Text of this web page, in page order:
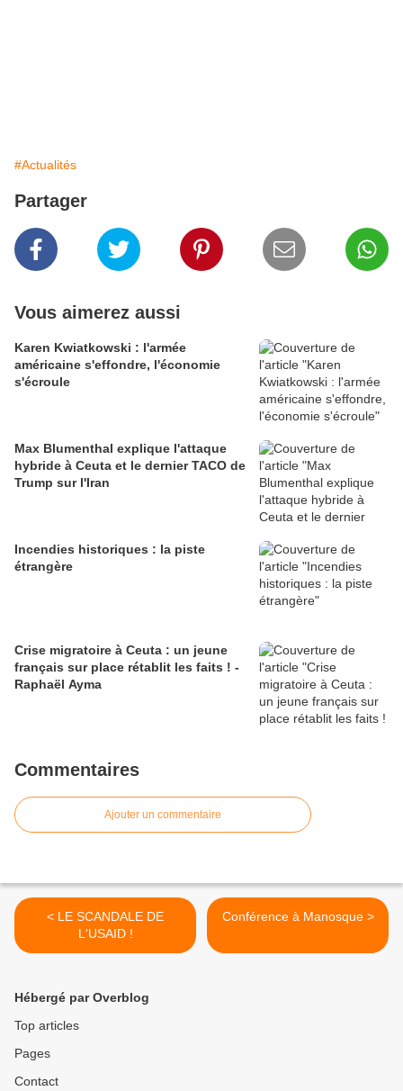
#Actualités
Partager
Vous aimerez aussi
Karen Kwiatkowski : l'armée
américaine s'effondre, l'économie
s'écroule
Max Blumenthal explique l'attaque
hybride à Ceuta et le dernier TACO de
Trump sur l'Iran
Incendies historiques : la piste
étrangère
Crise migratoire à Ceuta : un jeune
français sur place rétablit les faits ! -
Raphaël Ayma
Commentaires
Ajouter un commentaire
< LE SCANDALE DE
L'USAID !
Conférence à Manosque >
Hébergé par Overblog
Top articles
Pages
Contact